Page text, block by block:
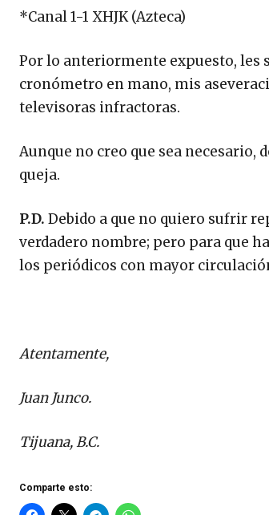
*Canal 1-1 XHJK (Azteca)
Por lo anteriormente expuesto, les
cronómetro en mano, mis
televisoras infractoras.
Aunque no creo que sea
queja.
P.D. Debido a que no quiero sufrir
verdadero nombre; pero para que
los periódicos con mayor
Atentamente,
Juan Junco.
Tijuana, B.C.
Comparte esto: